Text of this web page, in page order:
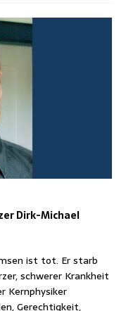
Dirk-Michael
ist tot. Er starb
schwerer Krankheit
Kernphysiker
Gerechtigkeit,